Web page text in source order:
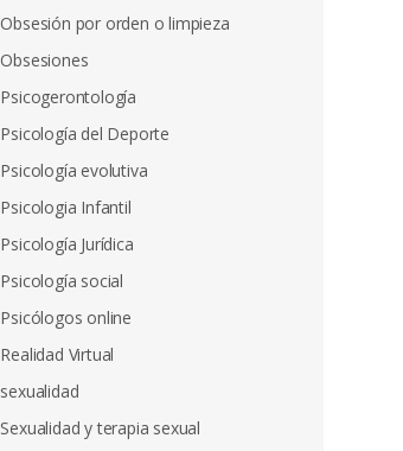
Obsesión por orden o limpieza
Obsesiones
Psicogerontología
Psicología del Deporte
Psicología evolutiva
Psicologia Infantil
Psicología Jurídica
Psicología social
Psicólogos online
Realidad Virtual
sexualidad
Sexualidad y terapia sexual